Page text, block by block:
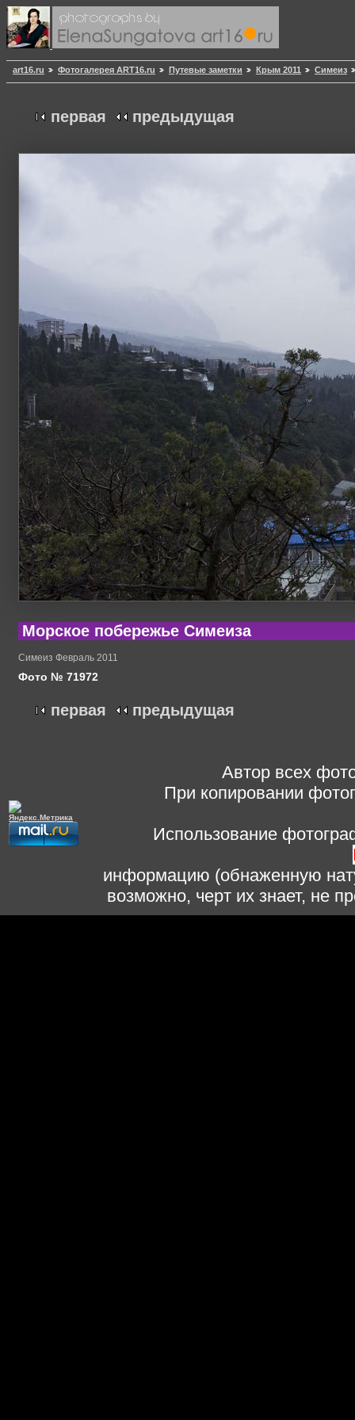
art16.ru Фотогалерея ART16.ru Путевые заметки Крым 2011 Симеиз
первая предыдущая
Морское побережье Симеиза
Симеиз Февраль 2011
Фото № 71972
первая предыдущая
Автор всех
При копировании
Использование
информацию (обнаженную
возможно, черт их знает, не